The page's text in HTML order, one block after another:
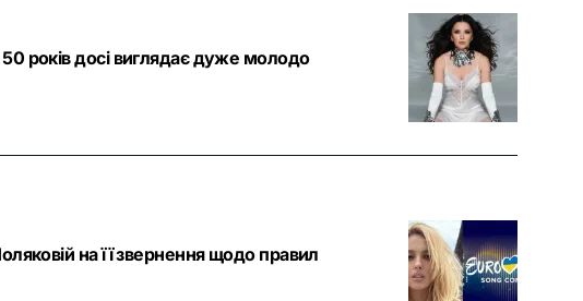
років досі виглядає дуже молодо
на її звернення щодо правил